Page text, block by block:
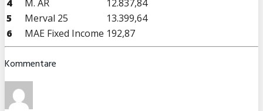
4
M. AR
12.837,84
5
Merval 25
13.399,64
6
MAE Fixed Income 192,87
Kommentare